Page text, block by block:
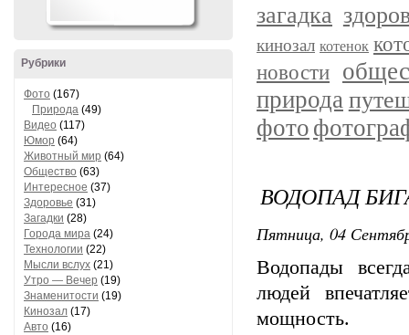
Рубрики
Фото (167)
Природа (49)
Видео (117)
Юмор (64)
Животный мир (64)
Общество (63)
Интересное (37)
Здоровье (31)
Загадки (28)
Города мира (24)
Технологии (22)
Мысли вслух (21)
Утро — Вечер (19)
Знаменитости (19)
Кинозал (17)
Авто (16)
загадка
кинозал котенок
новости
природа
фото
ВОДОПАД
Пятница, 04
Водопады
людей
мощность.